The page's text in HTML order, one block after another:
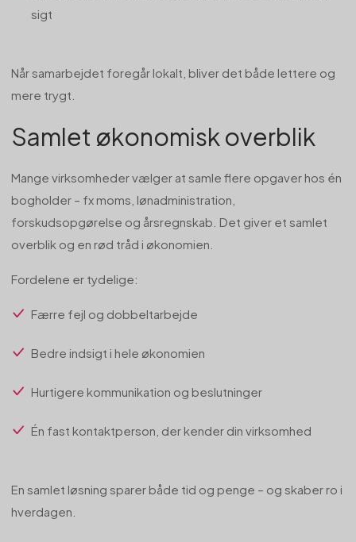
sigt
Når samarbejdet foregår lokalt, bliver det både lettere og
mere trygt.
Samlet økonomisk overblik
Mange virksomheder vælger at samle flere opgaver hos én
bogholder – fx moms, lønadministration,
forskudsopgørelse og årsregnskab. Det giver et samlet
overblik og en rød tråd i økonomien.
Fordelene er tydelige:
Færre fejl og dobbeltarbejde
Bedre indsigt i hele økonomien
Hurtigere kommunikation og beslutninger
Én fast kontaktperson, der kender din virksomhed
En samlet løsning sparer både tid og penge – og skaber ro i
hverdagen.